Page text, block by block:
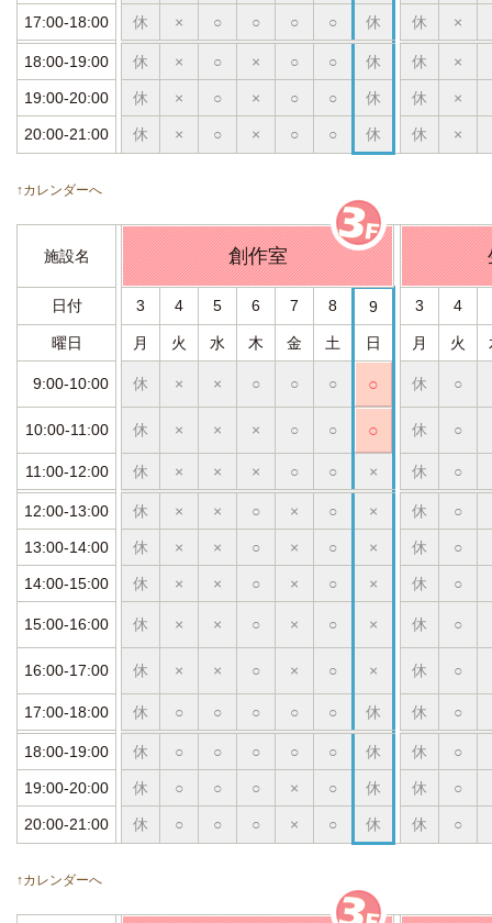
17:00-18:00 休 × ○ ○ ○ ○ 休 休 ×
18:00-19:00 休 × ○ × ○ ○ 休 休 ×
19:00-20:00 休 × ○ × ○ ○ 休 休 ×
20:00-21:00 休 × ○ × ○ ○ 休 休 ×
↑カレンダーへ
施設名 創作室
日付 3 4 5 6 7 8 9 3 4
曜日 月 火 水 木 金 土 日 月 火
9:00-10:00 休 × × ○ ○ ○ ○ 休 ○
10:00-11:00 休 × × × ○ ○ ○ 休 ○
11:00-12:00 休 × × × ○ ○ × 休 ○
12:00-13:00 休 × × ○ × ○ × 休 ○
13:00-14:00 休 × × ○ × ○ × 休 ○
14:00-15:00 休 × × ○ × ○ × 休 ○
15:00-16:00 休 × × ○ × ○ × 休 ○
16:00-17:00 休 × × ○ × ○ × 休 ○
17:00-18:00 休 ○ ○ ○ ○ ○ 休 休 ○
18:00-19:00 休 ○ ○ ○ ○ ○ 休 休 ○
19:00-20:00 休 ○ ○ ○ × ○ 休 休 ○
20:00-21:00 休 ○ ○ ○ × ○ 休 休 ○
↑カレンダーへ